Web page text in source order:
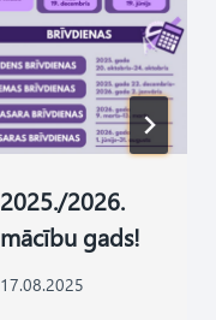
2025./2026.
mācību gads!
17.08.2025